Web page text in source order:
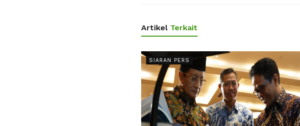
Artikel Terkait
SIARAN PERS